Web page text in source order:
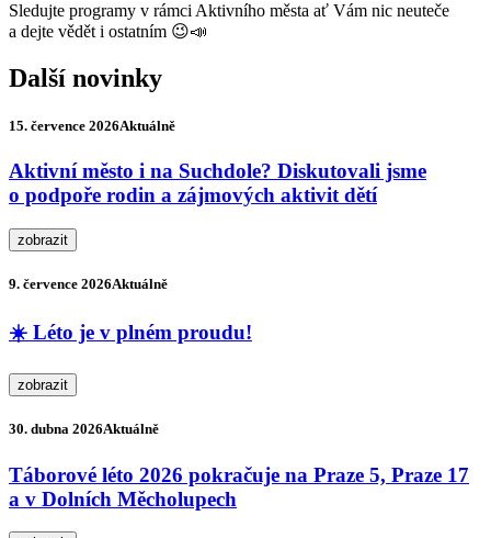
Sledujte programy v rámci Aktivního města ať Vám nic neuteče
a dejte vědět i ostatním 😉📣
Další novinky
15. července 2026Aktuálně
Aktivní město i na Suchdole? Diskutovali jsme
o podpoře rodin a zájmových aktivit dětí
zobrazit
9. července 2026Aktuálně
☀️ Léto je v plném proudu!
zobrazit
30. dubna 2026Aktuálně
Táborové léto 2026 pokračuje na Praze 5, Praze 17
a v Dolních Měcholupech